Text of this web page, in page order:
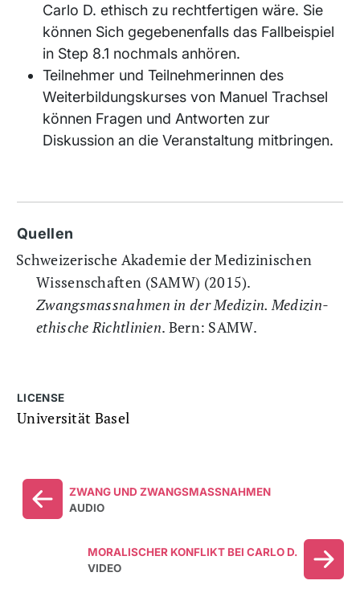
Carlo D. ethisch zu rechtfertigen wäre. Sie
können Sich gegebenenfalls das Fallbeispiel
in Step 8.1 nochmals anhören.
Teilnehmer und Teilnehmerinnen des
Weiterbildungskurses von Manuel Trachsel
können Fragen und Antworten zur
Diskussion an die Veranstaltung mitbringen.
Quellen
Schweizerische Akademie der Medizinischen
Wissenschaften (SAMW) (2015).
Zwangsmassnahmen in der Medizin. Medizin-
ethische Richtlinien. Bern: SAMW.
LICENSE
Universität Basel
ZWANG UND ZWANGSMASSNAHMEN
AUDIO
MORALISCHER KONFLIKT BEI CARLO D.
VIDEO